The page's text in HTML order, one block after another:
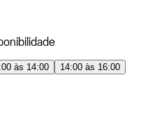
às 14:00
14:00 às 16:00